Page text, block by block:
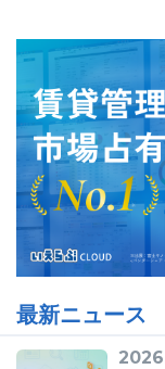
ニュース一覧
最新ニュース